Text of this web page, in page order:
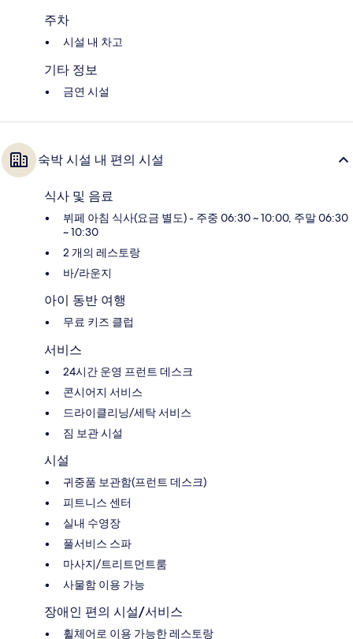
주차
시설 내 차고
기타 정보
금연 시설
숙박 시설 내 편의 시설
식사 및 음료
뷔페 아침 식사(요금 별도) - 주중 06:30 ~ 10:00, 주말 06:30
~ 10:30
2 개의 레스토랑
바/라운지
아이 동반 여행
무료 키즈 클럽
서비스
24시간 운영 프런트 데스크
콘시어지 서비스
드라이클리닝/세탁 서비스
짐 보관 시설
시설
귀중품 보관함(프런트 데스크)
피트니스 센터
실내 수영장
풀서비스 스파
마사지/트리트먼트룸
사물함 이용 가능
장애인 편의 시설/서비스
휠체어로 이용 가능한 레스토랑